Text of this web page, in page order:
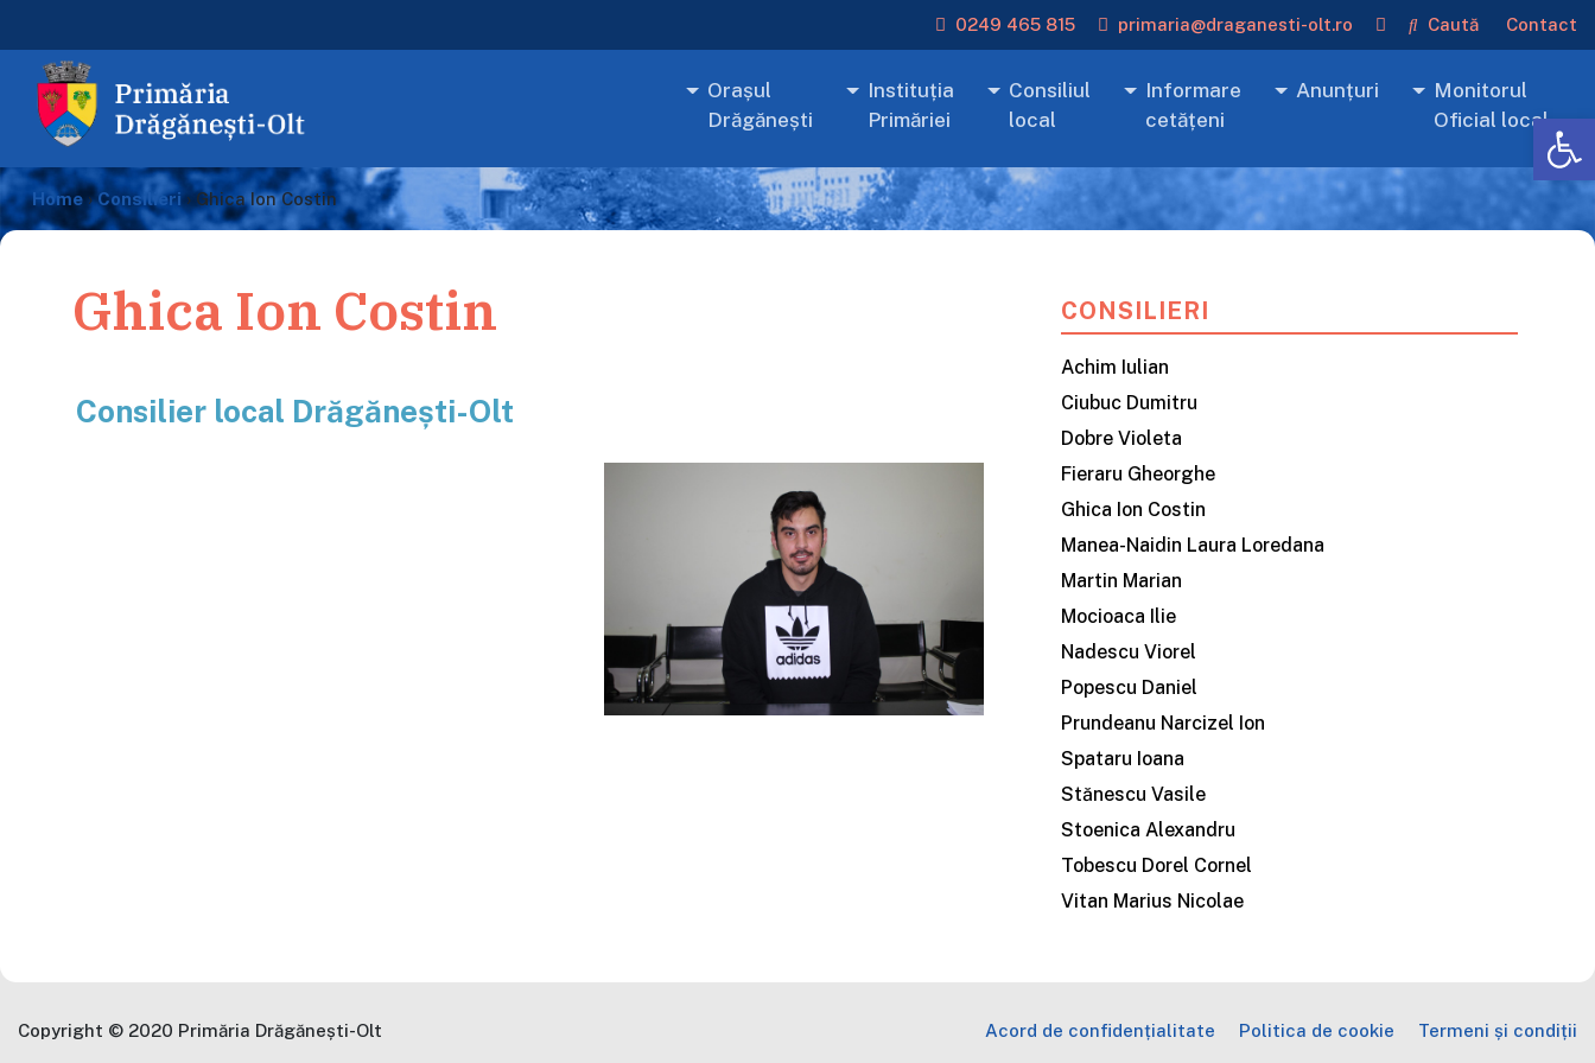
Orașul
Drăgănești
Instituția
Primăriei
Consiliul
local
Informare
cetățeni
Anunțuri
Monitorul
Oficial local
Home›Consilieri›Ghica Ion Costin
0249 465 815 primaria@draganesti-olt.ro Caută Contact
Ghica Ion Costin
Consilier local Drăgănești-Olt
CONSILIERI
Achim Iulian
Ciubuc Dumitru
Dobre Violeta
Fieraru Gheorghe
Ghica Ion Costin
Manea-Naidin Laura Loredana
Martin Marian
Mocioaca Ilie
Nadescu Viorel
Popescu Daniel
Prundeanu Narcizel Ion
Spataru Ioana
Stănescu Vasile
Stoenica Alexandru
Tobescu Dorel Cornel
Vitan Marius Nicolae
Copyright © 2020 Primăria Drăgănești-Olt Acord de confidențialitate Politica de cookie Termeni și condiții